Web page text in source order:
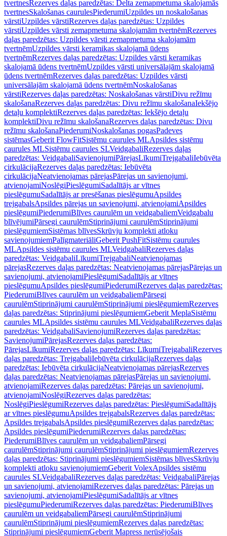
tvertnesRezerves daļas paredzētas: Delta zemapmetuma skalojamās
tvertnesSkalošanas caurulesPiederumiUzpildes un noskalošanas
vārstiUzpildes vārstiRezerves daļas paredzētas: Uzpildes
vārstiUzpildes vārsti zemapmetuma skalojamām tvertnēmRezerves
daļas paredzētas: Uzpildes vārsti zemapmetuma skalojamām
tvertnēmUzpildes vārsti keramikas skalojamā ūdens
tvertnēmRezerves daļas paredzētas: Uzpildes vārsti keramikas
skalojamā ūdens tvertnēmUzpildes vārsti universālajām skalojamā
ūdens tvertnēmRezerves daļas paredzētas: Uzpildes vārsti
universālajām skalojamā ūdens tvertnēmNoskalošanas
vārstiRezerves daļas paredzētas: Noskalošanas vārstiDivu režīmu
skalošanaRezerves daļas paredzētas: Divu režīmu skalošanaIekšējo
detaļu komplektiRezerves daļas paredzētas: Iekšējo detaļu
komplektiDivu režīmu skalošanaRezerves daļas paredzētas: Divu
režīmu skalošanaPiederumiNoskalošanas pogasPadeves
sistēmasGeberit FlowFitSistēmu caurules MLApsildes sistēmu
caurules MLSistēmu caurules SLVeidgabaliRezerves daļas
paredzētas: VeidgabaliSavienojumiPārejasLīkumiTrejgabaliIebūvēta
cirkulācijaRezerves daļas paredzētas: Iebūvēta
cirkulācijaNeatvienojamas pārejasPārejas un savienojumi,
atvienojamiNoslēgiPieslēgumiSadalītājs ar vītnes
pieslēgumuSadalītājs ar presēšanas pieslēgumuApsildes
trejgabalsApsildes pārejas un savienojumi, atvienojamiApsildes
pieslēgumiPiederumiBlīves caurulēm un veidgabaliemVeidgabalu
blīvējumiPārsegi caurulēmStiprinājumi caurulēmStiprinājumi
pieslēgumiemSistēmas blīvesSkrūvju komplekti atloku
savienojumiemPalīgmateriāliGeberit PushFitSistēmu caurules
MLApsildes sistēmu caurules MLVeidgabaliRezerves daļas
paredzētas: VeidgabaliLīkumiTrejgabaliNeatvienojamas
pārejasRezerves daļas paredzētas: Neatvienojamas pārejasPārejas un
savienojumi, atvienojamiPieslēgumiSadalītājs ar vītnes
pieslēgumuApsildes pieslēgumiPiederumiRezerves daļas paredzētas:
PiederumiBlīves caurulēm un veidgabaliemPārsegi
caurulēmStiprinājumi caurulēmStiprinājumi pieslēgumiemRezerves
daļas paredzētas: Stiprinājumi pieslēgumiemGeberit MeplaSistēmu
caurules MLApsildes sistēmu caurules MLVeidgabaliRezerves daļas
paredzētas: VeidgabaliSavienojumiRezerves daļas paredzētas:
SavienojumiPārejasRezerves daļas paredzētas:
PārejasLīkumiRezerves daļas paredzētas: LīkumiTrejgabaliRezerves
daļas paredzētas: TrejgabaliIebūvēta cirkulācijaRezerves daļas
paredzētas: Iebūvēta cirkulācijaNeatvienojamas pārejasRezerves
daļas paredzētas: Neatvienojamas pārejasPārejas un savienojumi,
atvienojamiRezerves daļas paredzētas: Pārejas un savienojumi,
atvienojamiNoslēgiRezerves daļas paredzētas:
NoslēgiPieslēgumiRezerves daļas paredzētas: PieslēgumiSadalītājs
ar vītnes pieslēgumuApsildes trejgabalsRezerves daļas paredzētas:
Apsildes trejgabalsApsildes pieslēgumiRezerves daļas paredzētas:
Apsildes pieslēgumiPiederumiRezerves daļas paredzētas:
PiederumiBlīves caurulēm un veidgabaliemPārsegi
caurulēmStiprinājumi caurulēmStiprinājumi pieslēgumiemRezerves
daļas paredzētas: Stiprinājumi pieslēgumiemSistēmas blīvesSkrūvju
komplekti atloku savienojumiemGeberit VolexApsildes sistēmu
caurules SLVeidgabaliRezerves daļas paredzētas: VeidgabaliPārejas
un savienojumi, atvienojamiRezerves daļas paredzētas: Pārejas un
savienojumi, atvienojamiPieslēgumiSadalītājs ar vītnes
pieslēgumuPiederumiRezerves daļas paredzētas: PiederumiBlīves
caurulēm un veidgabaliemPārsegi caurulēmStiprinājumi
caurulēmStiprinājumi pieslēgumiemRezerves daļas paredzētas:
Stiprinājumi pieslēgumiemGeberit Mapress nerūsējošais